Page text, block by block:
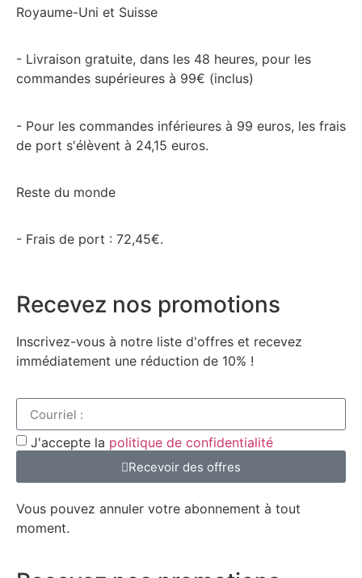
Royaume-Uni et Suisse
- Livraison gratuite, dans les 48 heures, pour les
commandes supérieures à 99€ (inclus)
- Pour les commandes inférieures à 99 euros, les frais
de port s'élèvent à 24,15 euros.
Reste du monde
- Frais de port : 72,45€.
Recevez nos promotions
Inscrivez-vous à notre liste d'offres et recevez
immédiatement une réduction de 10% !
J'accepte la politique de confidentialité
Recevoir des offres
Vous pouvez annuler votre abonnement à tout
moment.